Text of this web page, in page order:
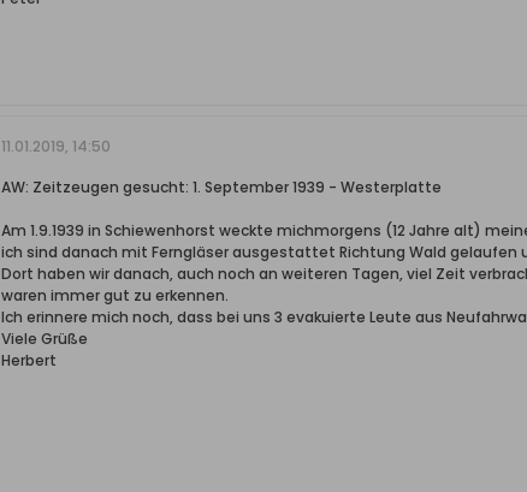
11.01.2019, 14:50
AW: Zeitzeugen gesucht: 1. September 1939 - Westerplatte
Am 1.9.1939 in Schiewenhorst weckte michmorgens (12 Jahre alt)
ich sind danach mit Ferngläser ausgestattet Richtung Wald
Dort haben wir danach, auch noch an weiteren Tagen, viel Zeit
waren immer gut zu erkennen.
Ich erinnere mich noch, dass bei uns 3 evakuierte Leute aus
Viele Grüße
Herbert